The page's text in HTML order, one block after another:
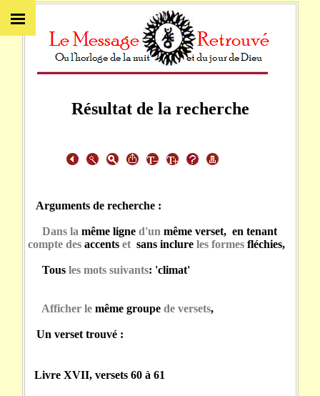
Résultat de la recherche
Arguments de recherche :
Dans la même ligne d'un même verset, en tenant
compte des accents et sans inclureles formes fléchies,
Tous les mots suivants: 'climat'
Afficher le même groupede versets,
Un verset trouvé :
Livre XVII, versets 60 à 61